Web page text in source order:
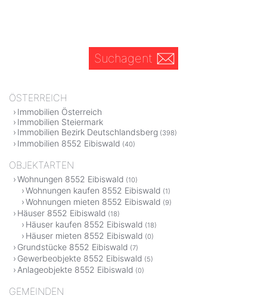
Suchagent
ÖSTERREICH
Immobilien Österreich
Immobilien Steiermark
Immobilien Bezirk Deutschlandsberg (398)
Immobilien 8552 Eibiswald (40)
OBJEKTARTEN
Wohnungen 8552 Eibiswald (10)
Wohnungen kaufen 8552 Eibiswald (1)
Wohnungen mieten 8552 Eibiswald (9)
Häuser 8552 Eibiswald (18)
Häuser kaufen 8552 Eibiswald (18)
Häuser mieten 8552 Eibiswald (0)
Grundstücke 8552 Eibiswald (7)
Gewerbeobjekte 8552 Eibiswald (5)
Anlageobjekte 8552 Eibiswald (0)
GEMEINDEN